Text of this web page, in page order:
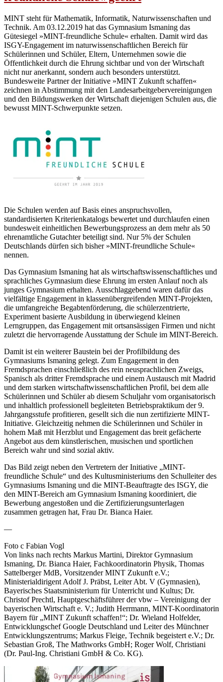
MINT steht für Mathematik, Informatik, Naturwissenschaften und
Technik. Am 03.12.2019 hat das Gymnasium Ismaning das
Gütesiegel »MINT-freundliche Schule« erhalten. Damit wird das
ISGY-Engagement im naturwissenschaftlichen Bereich für
Schülerinnen und Schüler, Eltern, Unternehmen sowie die
Öffentlichkeit durch die Ehrung sichtbar und von der Wirtschaft
nicht nur anerkannt, sondern auch besonders unterstützt.
Bundesweite Partner der Initiative »MINT Zukunft schaffen«
zeichnen in Abstimmung mit den Landesarbeitgebervereinigungen
und den Bildungswerken der Wirtschaft diejenigen Schulen aus, die
bewusst MINT-Schwerpunkte setzen.
Die Schulen werden auf Basis eines anspruchsvollen,
standardisierten Kriterienkatalogs bewertet und durchlaufen einen
bundesweit einheitlichen Bewerbungsprozess an dem mehr als 50
ehrenamtliche Gutachter beteiligt sind. Nur 5% der Schulen
Deutschlands dürfen sich bisher »MINT-freundliche Schule«
nennen.
Das Gymnasium Ismaning hat als wirtschaftswissenschaftliches und
sprachliches Gymnasium diese Ehrung im ersten Anlauf noch als
junges Gymnasium erhalten. Ausschlaggebend waren dafür das
vielfältige Engagement in klassenübergreifenden MINT-Projekten,
die umfangreiche Begabtenförderung, die schülerzentrierte,
Experiment basierte Ausbildung in überwiegend kleinen
Lerngruppen, das Engagement mit ortsansässigen Firmen und nicht
zuletzt die hervorragende Ausstattung der Schule im MINT-Bereich.
Damit ist ein weiterer Baustein bei der Profilbildung des
Gymnasiums Ismaning gelegt. Zum Engagement in den
Fremdsprachen einschließlich des rein neusprachlichen Zweigs,
Spanisch als dritter Fremdsprache und einem Austausch mit Madrid
und dem starken wirtschaftwissenschaftlichen Profil, bei dem alle
Schülerinnen und Schüler ab diesem Schuljahr vom organisatorisch
und inhaltlich professionell begleiteten Betriebspraktikum der 9.
Jahrgangsstufe profitieren, gesellt sich die nun zertifizierte MINT-
Initiative. Gleichzeitig nehmen die Schülerinnen und Schüler in
hohem Maß mit Herzblut und Engagement das breit gefächerte
Angebot aus dem künstlerischen, musischen und sportlichen
Bereich wahr und sind sozial aktiv.
Das Bild zeigt neben den Vertretern der Initiative „MINT-
freundliche Schule“ und des Kultusministeriums den Schulleiter des
Gymnasiums Ismaning und die MINT-Beauftragte des ISGY, die
den MINT-Bereich am Gymnasium Ismaning koordiniert, die
Bewerbung angestoßen und die Zertifizierungsunterlagen
zusammen getragen hat, Frau Dr. Bianca Haier.
—
Foto c Fabian Vogl
Von links nach rechts Markus Martini, Direktor Gymnasium
Ismaning, Dr. Bianca Haier, Fachkoordinatorin Physik, Thomas
Sattelberger MdB, Vorsitzender MINT Zukunft e.V.;
Ministerialdirigent Adolf J. Präbst, Leiter Abt. V (Gymnasien),
Bayerisches Staatsministerium für Unterricht und Kultus; Dr.
Christof Prechtl, Hauptgeschäftsführer der vbw – Vereinigung der
bayerischen Wirtschaft e. V.; Judith Herrmann, MINT-Koordinatorin
Bayern für „MINT Zukunft schaffen!“; Dr. Wieland Holfelder,
Entwicklungschef Google Deutschland und Leiter des Münchner
Entwicklungszentrums; Markus Fleige, Technik begeistert e.V.; Dr.
Sebastian Groß, The Mathworks GmbH; Roger Wolf, Christiani
(Dr. Paul-Ing. Christiani GmbH & Co. KG).